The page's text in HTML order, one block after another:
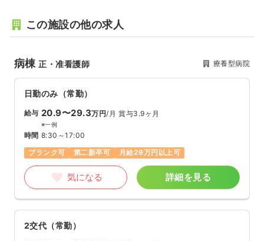
この施設の他の求人
病棟正・准看護師 療養型病院
日勤のみ（常勤）
給与 20.9〜29.3万円/月 賞与3.9ヶ月
※一例
時間 8:30～17:00
ブランク可
第二新卒可 月給29万円以上可
気になる 詳細を見る
2交代（常勤）